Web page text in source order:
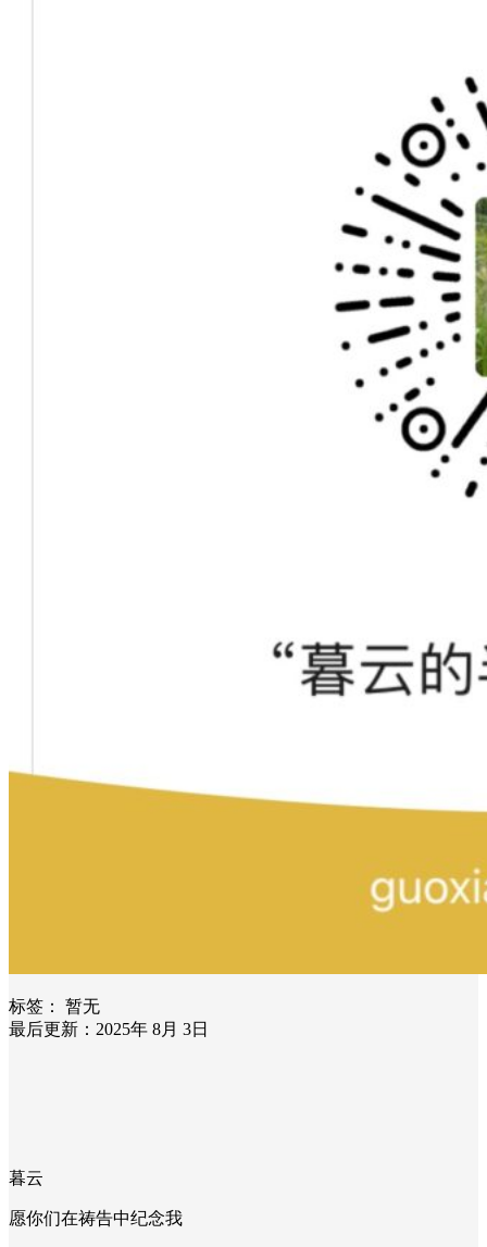
标签：
暂无
最后更新：2025年 8月 3日
暮云
愿你们在祷告中纪念我